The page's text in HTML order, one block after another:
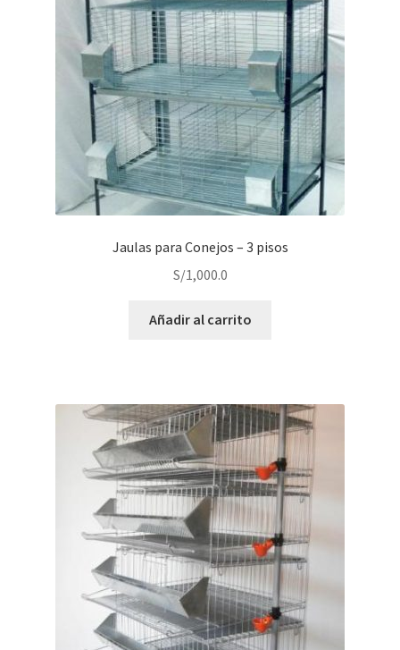
Jaulas para Conejos – 3 pisos
S/1,000.0
Añadir al carrito